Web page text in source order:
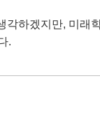
각하겠지만, 미래
.